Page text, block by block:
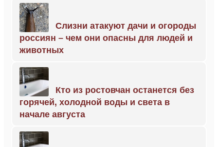
Слизни атакуют дачи и огороды
россиян – чем они опасны для людей и
животных
Кто из ростовчан останется без
горячей, холодной воды и света в
начале августа